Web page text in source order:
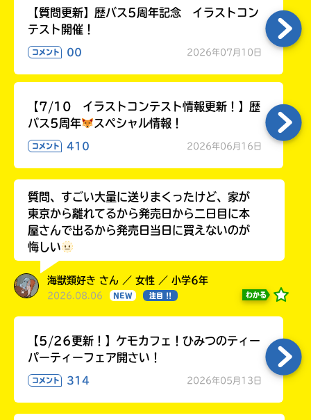
【質問更新】歴バス5周年記念 イラストコン
テスト開催！
コメント 00 2026年07月10日
【7/10 イラストコンテスト情報更新！】歴
バス5周年
スペシャル情報！
コメント 410 2026年06月16日
質問、すごい大量に送りまくったけど、家が
東京から離れてるから発売日から二日目に本
屋さんで出るから発売日当日に買えないのが
悔しい
海獣類好き さん ／ 女性 ／ 小学6年
2026.08.06 NEW 注目 !! わかる
【5/26更新！】ケモカフェ！ひみつのティー
パーティーフェア開さい！
コメント 314 2026年05月13日